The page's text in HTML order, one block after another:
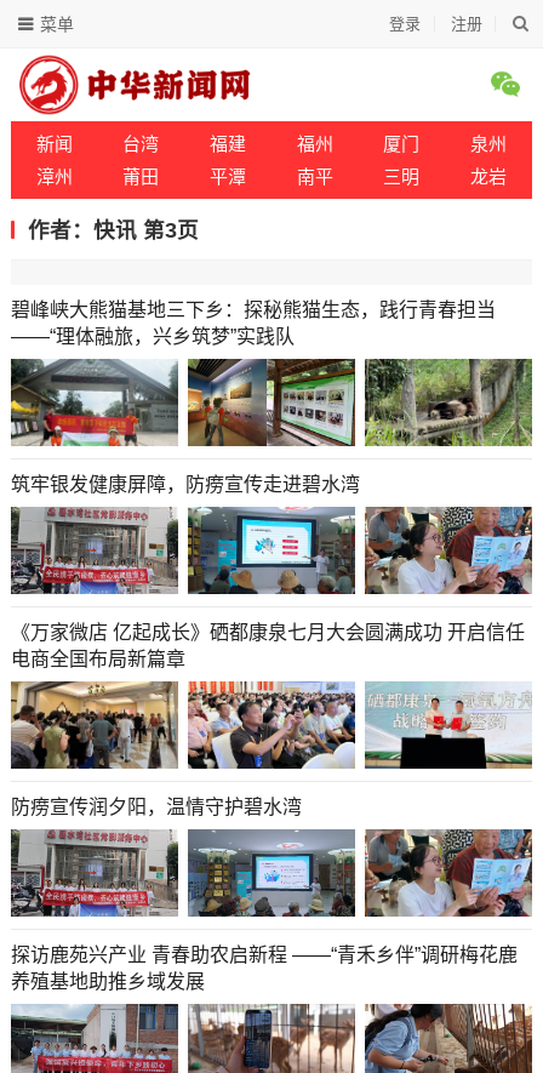
登录 注册
菜单
新闻 台湾 福建 福州 厦门
泉州
漳州
莆田 平潭 南平 三明 龙岩
作者：快讯 第3页
碧峰峡大熊猫基地三下乡：探秘熊猫生态，践行青春担当
——“理体融旅，兴乡筑梦”实践队
筑牢银发健康屏障，防痨宣传走进碧水湾
《万家微店 亿起成长》硒都康泉七月大会圆满成功 开启信任
电商全国布局新篇章
防痨宣传润夕阳，温情守护碧水湾
探访鹿苑兴产业 青春助农启新程 ——“青禾乡伴”调研梅花鹿
养殖基地助推乡域发展